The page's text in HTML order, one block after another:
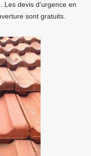
devis d’urgence en
sont gratuits.